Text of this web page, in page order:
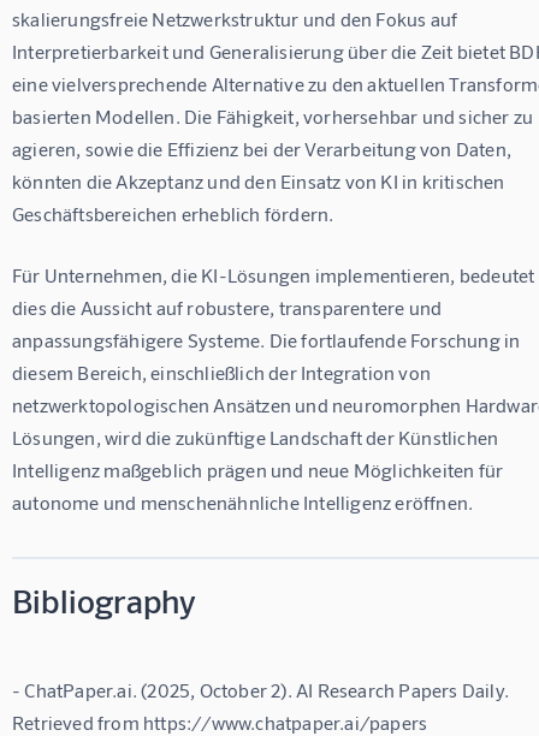
skalierungsfreie Netzwerkstruktur und den Fokus auf
Interpretierbarkeit und Generalisierung über die Zeit bietet
eine vielversprechende Alternative zu den aktuellen
basierten Modellen. Die Fähigkeit, vorhersehbar und sicher zu
agieren, sowie die Effizienz bei der Verarbeitung von Daten,
könnten die Akzeptanz und den Einsatz von KI in kritischen
Geschäftsbereichen erheblich fördern.
Für Unternehmen, die KI-Lösungen implementieren, bedeutet
dies die Aussicht auf robustere, transparentere und
anpassungsfähigere Systeme. Die fortlaufende Forschung in
diesem Bereich, einschließlich der Integration von
netzwerktopologischen Ansätzen und neuromorphen
Lösungen, wird die zukünftige Landschaft der Künstlichen
Intelligenz maßgeblich prägen und neue Möglichkeiten für
autonome und menschenähnliche Intelligenz eröffnen.
Bibliography
- ChatPaper.ai. (2025, October 2). AI Research Papers Daily.
Retrieved from https://www.chatpaper.ai/papers